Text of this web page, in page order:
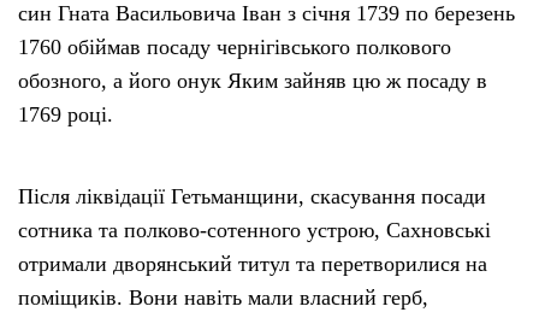
син Гната Васильовича Іван з січня 1739 по березень
1760 обіймав посаду чернігівського полкового
обозного, а його онук Яким зайняв цю ж посаду в
1769 році.
Після ліквідації Гетьманщини, скасування посади
сотника та полково-сотенного устрою, Сахновські
отримали дворянський титул та перетворилися на
поміщиків. Вони навіть мали власний герб,